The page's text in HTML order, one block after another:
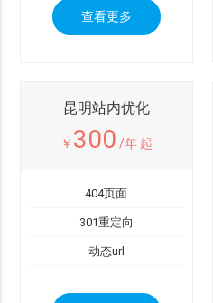
查看更多
昆明站内优化
￥ 300 /年 起
404页面
301重定向
动态url